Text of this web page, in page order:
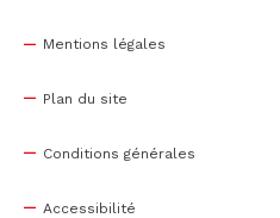
Mentions légales
Plan du site
Conditions générales
Accessibilité